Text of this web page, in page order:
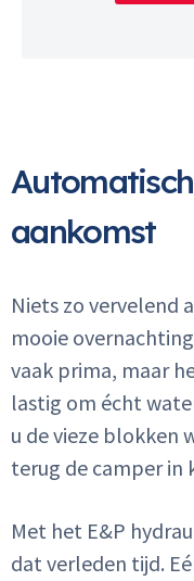
aankomst
Niets zo vervelend
mooie
vaak prima, maar
lastig om écht
u de vieze blokken
terug de camper in
Met het E&P
dat verleden tijd.